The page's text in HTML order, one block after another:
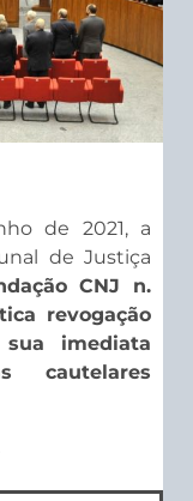
de 2021, a
de Justiça
CNJ n.
revogação
imediata
cautelares